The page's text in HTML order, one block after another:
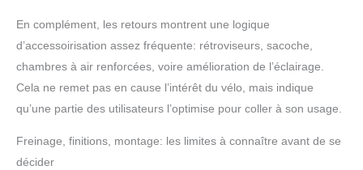
rapport à d'autres
modèles de matériaux.
Ce draisienne électrique
transporter une charge
de 150 kg. ENGWE fat
meilleur choix pour toute
En complément, les retours montrent une logique
d’accessoirisation assez fréquente: rétroviseurs, sacoche,
chambres à air renforcées, voire amélioration de l’éclairage.
Cela ne remet pas en cause l’intérêt du vélo, mais indique
qu’une partie des utilisateurs l’optimise pour coller à son usage.
Freinage, finitions, montage: les limites à connaître avant de se
décider